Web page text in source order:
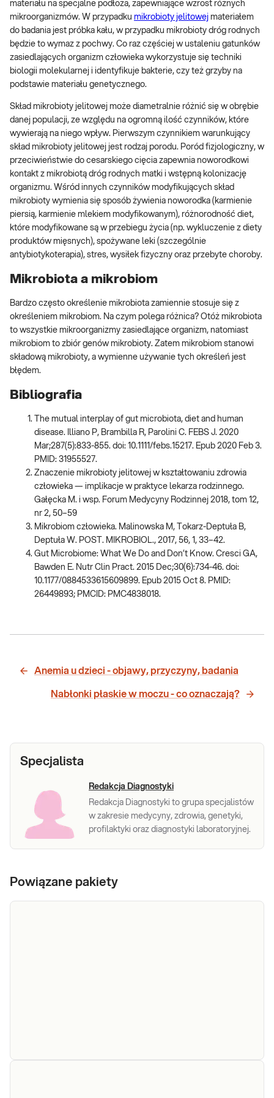
materiału na specjalne podłoża, zapewniające wzrost różnych
mikroorganizmów. W przypadku mikrobioty jelitowej materiałem
do badania jest próbka kału, w przypadku mikrobioty dróg rodnych
będzie to wymaz z pochwy. Co raz częściej w ustaleniu gatunków
zasiedlających organizm człowieka wykorzystuje się techniki
biologii molekularnej i identyfikuje bakterie, czy też grzyby na
podstawie materiału genetycznego.
Skład mikrobioty jelitowej może diametralnie różnić się w obrębie
danej populacji, ze względu na ogromną ilość czynników, które
wywierają na niego wpływ. Pierwszym czynnikiem warunkujący
skład mikrobioty jelitowej jest rodzaj porodu. Poród fizjologiczny, w
przeciwieństwie do cesarskiego cięcia zapewnia noworodkowi
kontakt z mikrobiotą dróg rodnych matki i wstępną kolonizację
organizmu. Wśród innych czynników modyfikujących skład
mikrobioty wymienia się sposób żywienia noworodka (karmienie
piersią, karmienie mlekiem modyfikowanym), różnorodność diet,
które modyfikowane są w przebiegu życia (np. wykluczenie z diety
produktów mięsnych), spożywane leki (szczególnie
antybiotykoterapia), stres, wysiłek fizyczny oraz przebyte choroby.
Mikrobiota a mikrobiom
Bardzo często określenie mikrobiota zamiennie stosuje się z
określeniem mikrobiom. Na czym polega różnica? Otóż mikrobiota
to wszystkie mikroorganizmy zasiedlające organizm, natomiast
mikrobiom to zbiór genów mikrobioty. Zatem mikrobiom stanowi
składową mikrobioty, a wymienne używanie tych określeń jest
błędem.
Bibliografia
The mutual interplay of gut microbiota, diet and human
disease. Illiano P, Brambilla R, Parolini C. FEBS J. 2020
Mar;287(5):833-855. doi: 10.1111/febs.15217. Epub 2020 Feb 3.
PMID: 31955527.
Znaczenie mikrobioty jelitowej w kształtowaniu zdrowia
człowieka — implikacje w praktyce lekarza rodzinnego.
Gałęcka M. i wsp. Forum Medycyny Rodzinnej 2018, tom 12,
nr 2, 50–59
Mikrobiom człowieka. Malinowska M, Tokarz-Deptuła B,
Deptuła W. POST. MIKROBIOL., 2017, 56, 1, 33–42.
Gut Microbiome: What We Do and Don’t Know. Cresci GA,
Bawden E. Nutr Clin Pract. 2015 Dec;30(6):734-46. doi:
10.1177/0884533615609899. Epub 2015 Oct 8. PMID:
26449893; PMCID: PMC4838018.
Anemia u dzieci - objawy, przyczyny, badania
Nabłonki płaskie w moczu - co oznaczają?
Specjalista
Redakcja Diagnostyki
Redakcja Diagnostyki to grupa specjalistów
w zakresie medycyny, zdrowia, genetyki,
profilaktyki oraz diagnostyki laboratoryjnej.
Powiązane pakiety